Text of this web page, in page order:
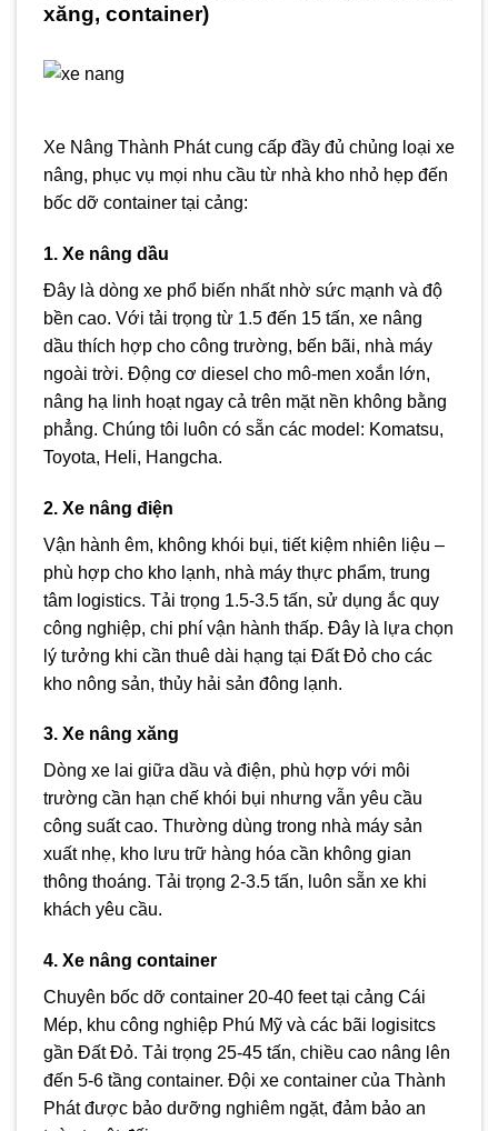
xăng, container)
Xe Nâng Thành Phát cung cấp đầy đủ chủng loại xe
nâng, phục vụ mọi nhu cầu từ nhà kho nhỏ hẹp đến
bốc dỡ container tại cảng:
1. Xe nâng dầu
Đây là dòng xe phổ biến nhất nhờ sức mạnh và độ
bền cao. Với tải trọng từ 1.5 đến 15 tấn, xe nâng
dầu thích hợp cho công trường, bến bãi, nhà máy
ngoài trời. Động cơ diesel cho mô-men xoắn lớn,
nâng hạ linh hoạt ngay cả trên mặt nền không bằng
phẳng. Chúng tôi luôn có sẵn các model: Komatsu,
Toyota, Heli, Hangcha.
2. Xe nâng điện
Vận hành êm, không khói bụi, tiết kiệm nhiên liệu –
phù hợp cho kho lạnh, nhà máy thực phẩm, trung
tâm logistics. Tải trọng 1.5-3.5 tấn, sử dụng ắc quy
công nghiệp, chi phí vận hành thấp. Đây là lựa chọn
lý tưởng khi cần thuê dài hạng tại Đất Đỏ cho các
kho nông sản, thủy hải sản đông lạnh.
3. Xe nâng xăng
Dòng xe lai giữa dầu và điện, phù hợp với môi
trường cần hạn chế khói bụi nhưng vẫn yêu cầu
công suất cao. Thường dùng trong nhà máy sản
xuất nhẹ, kho lưu trữ hàng hóa cần không gian
thông thoáng. Tải trọng 2-3.5 tấn, luôn sẵn xe khi
khách yêu cầu.
4. Xe nâng container
Chuyên bốc dỡ container 20-40 feet tại cảng Cái
Mép, khu công nghiệp Phú Mỹ và các bãi logisitcs
gần Đất Đỏ. Tải trọng 25-45 tấn, chiều cao nâng lên
đến 5-6 tầng container. Đội xe container của Thành
Phát được bảo dưỡng nghiêm ngặt, đảm bảo an